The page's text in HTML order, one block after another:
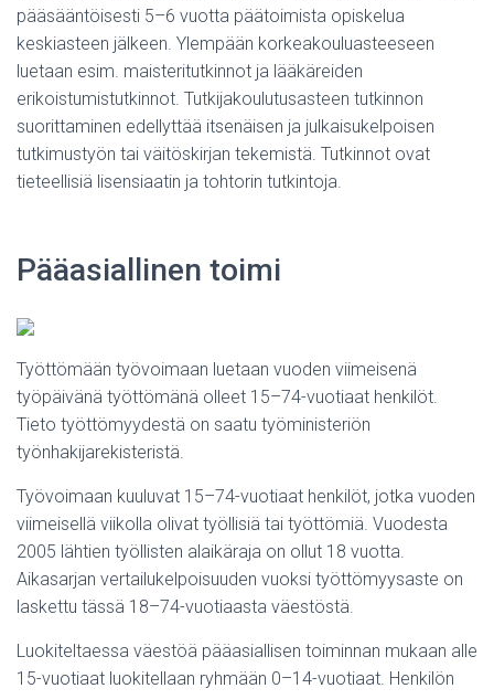
pääsääntöisesti 5–6 vuotta päätoimista opiskelua
keskiasteen jälkeen. Ylempään korkeakouluasteeseen
luetaan esim. maisteritutkinnot ja lääkäreiden
erikoistumistutkinnot. Tutkijakoulutusasteen tutkinnon
suorittaminen edellyttää itsenäisen ja julkaisukelpoisen
tutkimustyön tai väitöskirjan tekemistä. Tutkinnot ovat
tieteellisiä lisensiaatin ja tohtorin tutkintoja.
Pääasiallinen toimi
Työttömään työvoimaan luetaan vuoden viimeisenä
työpäivänä työttömänä olleet 15–74-vuotiaat henkilöt.
Tieto työttömyydestä on saatu työministeriön
työnhakijarekisteristä.
Työvoimaan kuuluvat 15–74-vuotiaat henkilöt, jotka vuoden
viimeisellä viikolla olivat työllisiä tai työttömiä. Vuodesta
2005 lähtien työllisten alaikäraja on ollut 18 vuotta.
Aikasarjan vertailukelpoisuuden vuoksi työttömyysaste on
laskettu tässä 18–74-vuotiaasta väestöstä.
Luokiteltaessa väestöä pääasiallisen toiminnan mukaan alle
15-vuotiaat luokitellaan ryhmään 0–14-vuotiaat. Henkilön